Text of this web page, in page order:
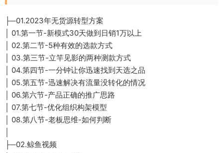
├─01.2023年无货源转型方案
│ 01.第一节-新模式30天做到日销1万以上
│ 02.第二节-5种有效的选款方式
│ 03.第三节-立竿见影的两种测款方式
│ 04.第四节-一分钟让你迅速找到天选之品
│ 05.第五节-迅速解决有流量没转化的情况
│ 06.第六节-产品正确的推广思路
│ 07.第七节-优化组织构架模型
│ 08.第八节-老板思维-如何判断
├─02.鲸鱼视频